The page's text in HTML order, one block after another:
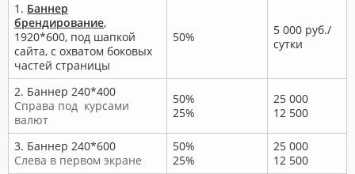
1. Баннер
брендирование,
1920*600, под шапкой
сайта, с охватом боковых
частей страницы
50%
5 000 руб./
сутки
2. Баннер 240*400
Справа под курсами
валют
50%
25%
25 000
12 500
3. Баннер 240*600
Слева в первом экране
50%
25%
25 000
12 500